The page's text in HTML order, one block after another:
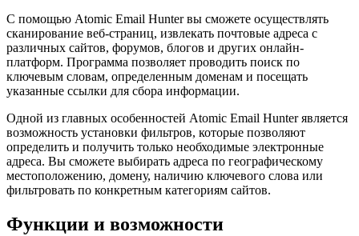
С помощью Atomic Email Hunter вы сможете осуществлять
сканирование веб-страниц, извлекать почтовые адреса с
различных сайтов, форумов, блогов и других онлайн-
платформ. Программа позволяет проводить поиск по
ключевым словам, определенным доменам и посещать
указанные ссылки для сбора информации.
Одной из главных особенностей Atomic Email Hunter является
возможность установки фильтров, которые позволяют
определить и получить только необходимые электронные
адреса. Вы сможете выбирать адреса по географическому
местоположению, домену, наличию ключевого слова или
фильтровать по конкретным категориям сайтов.
Функции и возможности